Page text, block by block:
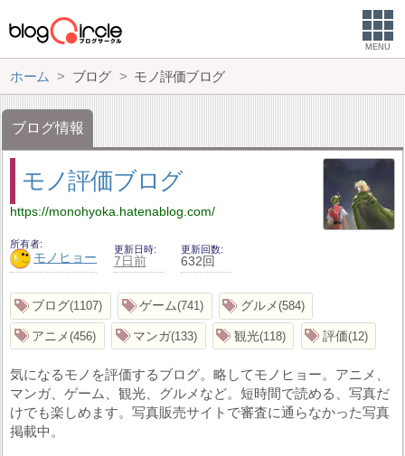
MENU
ホーム ブログ モノ評価ブログ
ブログ情報
モノ評価ブログ
https://monohyoka.hatenablog.com/
所有者
モノヒョー
更新日時
7日前
更新回数
632回
ブログ 1107 ゲーム 741 グルメ 584
アニメ 456 マンガ 133 観光 118 評価 12
気になるモノを評価するブログ。略してモノヒョー。アニメ、
マンガ、ゲーム、観光、グルメなど。短時間で読める、写真だ
けでも楽しめます。写真販売サイトで審査に通らなかった写真
掲載中。